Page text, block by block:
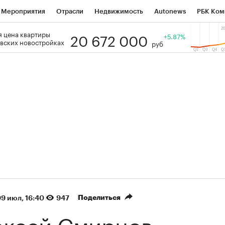
Мероприятия Отрасли Недвижимость Autonews РБК
РБК Образование Тренды
цена квартиры
новостройках
20 672 000 руб
+5.87%
июл, 16:40 947 Поделиться